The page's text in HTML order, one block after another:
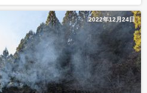
2022年12月24日